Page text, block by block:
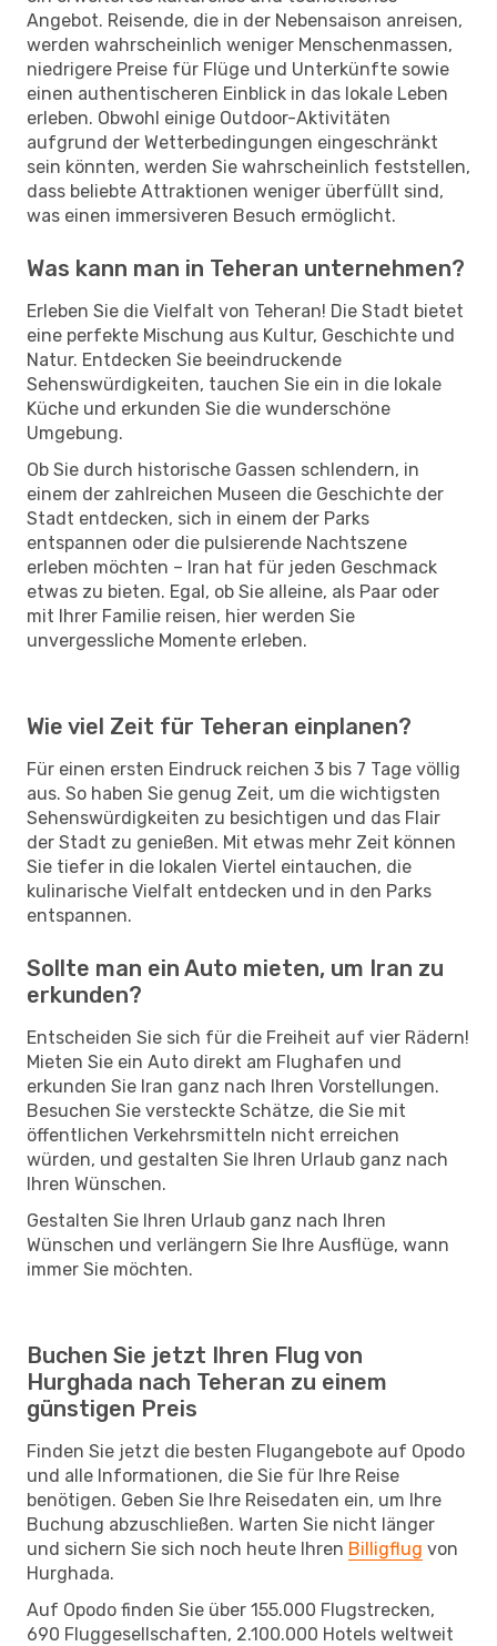
Angebot. Reisende, die in der Nebensaison anreisen,
werden wahrscheinlich weniger Menschenmassen,
niedrigere Preise für Flüge und Unterkünfte sowie
einen authentischeren Einblick in das lokale Leben
erleben. Obwohl einige Outdoor-Aktivitäten
aufgrund der Wetterbedingungen eingeschränkt
sein könnten, werden Sie wahrscheinlich feststellen,
dass beliebte Attraktionen weniger überfüllt sind,
was einen immersiveren Besuch ermöglicht.
Was kann man in Teheran unternehmen?
Erleben Sie die Vielfalt von Teheran! Die Stadt bietet
eine perfekte Mischung aus Kultur, Geschichte und
Natur. Entdecken Sie beeindruckende
Sehenswürdigkeiten, tauchen Sie ein in die lokale
Küche und erkunden Sie die wunderschöne
Umgebung.
Ob Sie durch historische Gassen schlendern, in
einem der zahlreichen Museen die Geschichte der
Stadt entdecken, sich in einem der Parks
entspannen oder die pulsierende Nachtszene
erleben möchten – Iran hat für jeden Geschmack
etwas zu bieten. Egal, ob Sie alleine, als Paar oder
mit Ihrer Familie reisen, hier werden Sie
unvergessliche Momente erleben.
Wie viel Zeit für Teheran einplanen?
Für einen ersten Eindruck reichen 3 bis 7 Tage völlig
aus. So haben Sie genug Zeit, um die wichtigsten
Sehenswürdigkeiten zu besichtigen und das Flair
der Stadt zu genießen. Mit etwas mehr Zeit können
Sie tiefer in die lokalen Viertel eintauchen, die
kulinarische Vielfalt entdecken und in den Parks
entspannen.
Sollte man ein Auto mieten, um Iran zu
erkunden?
Entscheiden Sie sich für die Freiheit auf vier Rädern!
Mieten Sie ein Auto direkt am Flughafen und
erkunden Sie Iran ganz nach Ihren Vorstellungen.
Besuchen Sie versteckte Schätze, die Sie mit
öffentlichen Verkehrsmitteln nicht erreichen
würden, und gestalten Sie Ihren Urlaub ganz nach
Ihren Wünschen.
Gestalten Sie Ihren Urlaub ganz nach Ihren
Wünschen und verlängern Sie Ihre Ausflüge, wann
immer Sie möchten.
Buchen Sie jetzt Ihren Flug von
Hurghada nach Teheran zu einem
günstigen Preis
Finden Sie jetzt die besten Flugangebote auf Opodo
und alle Informationen, die Sie für Ihre Reise
benötigen. Geben Sie Ihre Reisedaten ein, um Ihre
Buchung abzuschließen. Warten Sie nicht länger
und sichern Sie sich noch heute Ihren Billigflug von
Hurghada.
Auf Opodo finden Sie über 155.000 Flugstrecken,
690 Fluggesellschaften, 2.100.000 Hotels weltweit